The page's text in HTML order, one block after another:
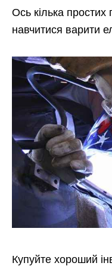
Ось кілька
навчитися варити
Купуйте хороший